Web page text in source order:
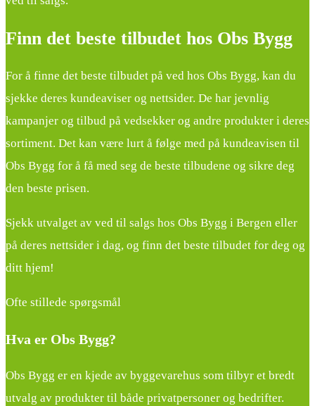
Finn det beste tilbudet hos Obs Bygg
For å finne det beste tilbudet på ved hos Obs Bygg, kan du
sjekke deres kundeaviser og nettsider. De har jevnlig
kampanjer og tilbud på vedsekker og andre produkter i deres
sortiment. Det kan være lurt å følge med på kundeavisen til
Obs Bygg for å få med seg de beste tilbudene og sikre deg
den beste prisen.
Sjekk utvalget av ved til salgs hos Obs Bygg i Bergen eller
på deres nettsider i dag, og finn det beste tilbudet for deg og
ditt hjem!
Ofte stillede spørgsmål
Hva er Obs Bygg?
Obs Bygg er en kjede av byggevarehus som tilbyr et bredt
utvalg av produkter til både privatpersoner og bedrifter.